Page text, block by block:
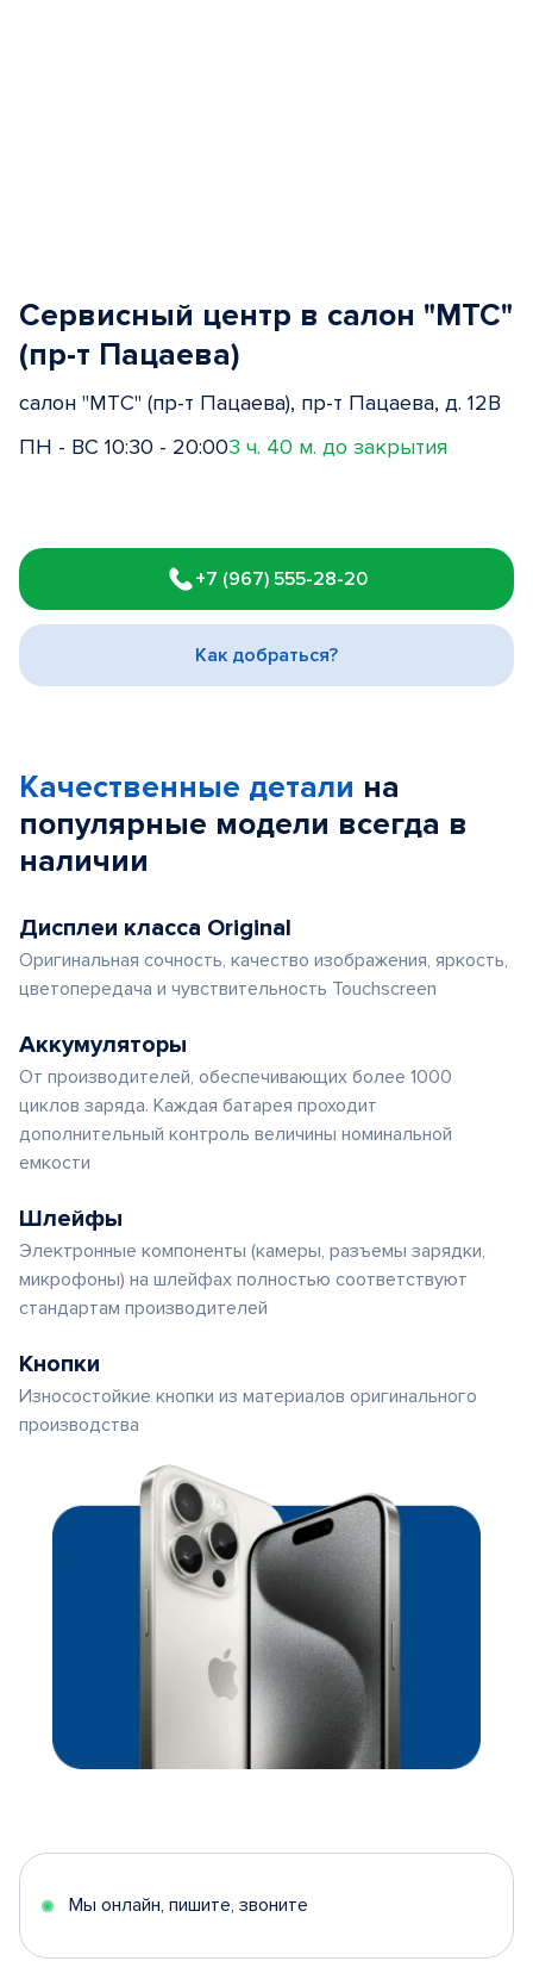
Сервисный центр в салон "МТС"
(пр-т Пацаева)
салон "МТС" (пр-т Пацаева), пр-т Пацаева, д. 12В
ПН - ВС 10:30 - 20:003 ч. 40 м. до закрытия
1
of
3
+7 (967) 555-28-20
Как добраться?
Качественные детали на
популярные модели всегда в
наличии
Дисплеи класса Original
Оригинальная сочность, качество изображения, яркость,
цветопередача и чувствительность Touchscreen
Аккумуляторы
От производителей, обеспечивающих более 1000
циклов заряда. Каждая батарея проходит
дополнительный контроль величины номинальной
емкости
Шлейфы
Электронные компоненты (камеры, разъемы зарядки,
микрофоны) на шлейфах полностью соответствуют
стандартам производителей
Кнопки
Износостойкие кнопки из материалов оригинального
производства
Мы онлайн, пишите, звоните